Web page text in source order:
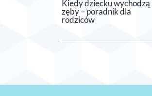
Kiedy dziecku wychodzą
zęby – poradnik dla
rodziców